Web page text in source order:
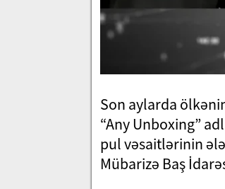
Son aylarda
“Any Unboxing”
pul vəsaitlərinin
Mübarizə Baş